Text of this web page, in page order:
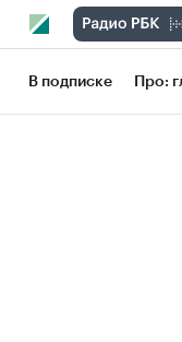
В подписке Про: